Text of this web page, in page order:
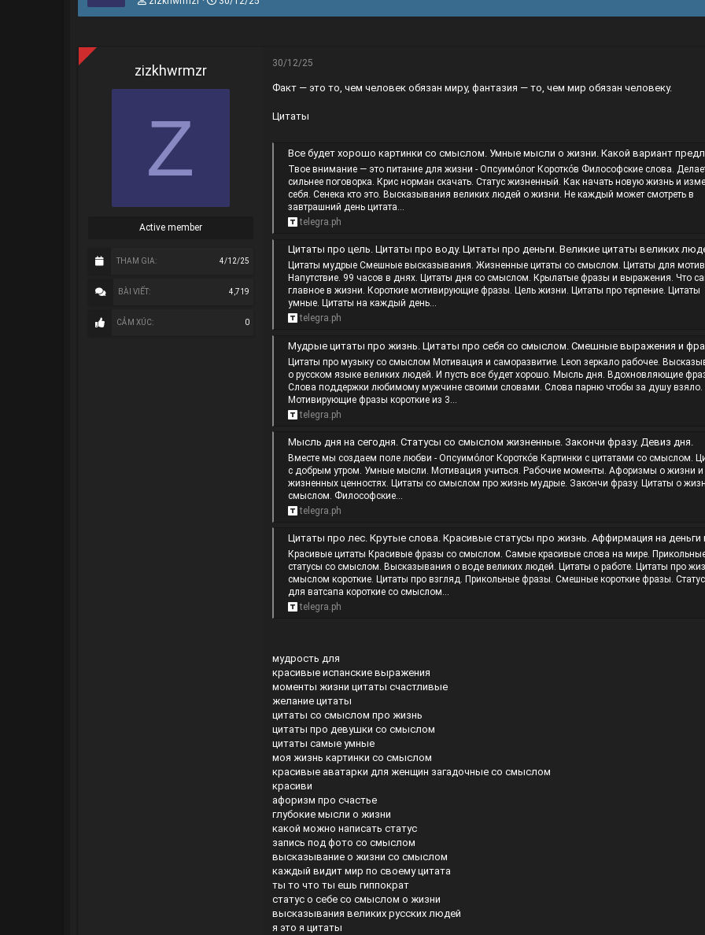
d
s
t
zizkhwrmzr
Z
Active member
THAM GIA 4/12/25
BÀI VIẾT 4,719
CẢM XÚC 0
30/12/25
Факт — это то, чем человек обязан миру, фантазия — то, чем мир обязан человеку.
Цитаты
Все будет хорошо картинки со смыслом. Умные мысли о жизни. Какой вариант предложения верный. Цитаты для тг о
Твое внимание — это питание для жизни - Опсуимо́лог Коротко́в Философские слова.
сильнее поговорка. Крис норман скачать. Статус жизненный. Как начать новую жизнь и
себя. Сенека кто это. Высказывания великих людей о жизни. Не каждый может смотреть в
завтрашний день цитата...
telegra.ph
Цитаты про цель. Цитаты про воду. Цитаты про деньги. Великие цитаты великих
Цитаты мудрые Смешные высказывания. Жизненные цитаты со смыслом. Цитаты для
Напутствие. 99 часов в днях. Цитаты дня со смыслом. Крылатые фразы и выражения. Что
главное в жизни. Короткие мотивирующие фразы. Цель жизни. Цитаты про терпение. Цитаты
умные. Цитаты на каждый день...
telegra.ph
Мудрые цитаты про жизнь. Цитаты про себя со смыслом. Смешные выражения и фразы. Про
Цитаты про музыку со смыслом Мотивация и саморазвитие. Leon зеркало рабочее.
о русском языке великих людей. И пусть все будет хорошо. Мысль дня. Вдохновляющие
Слова поддержки любимому мужчине своими словами. Слова парню чтобы за душу взяло.
Мотивирующие фразы короткие из 3...
telegra.ph
Мысль дня на сегодня. Статусы со смыслом жизненные. Закончи фразу. Девиз дня.
Вместе мы создаем поле любви - Опсуимо́лог Коротко́в Картинки с цитатами со смыслом.
с добрым утром. Умные мысли. Мотивация учиться. Рабочие моменты. Афоризмы о жизни и
жизненных ценностях. Цитаты со смыслом про жизнь мудрые. Закончи фразу. Цитаты о
смыслом. Философские...
telegra.ph
Цитаты про лес. Крутые слова. Красивые статусы про жизнь. Аффирмация на деньги и богатство
Красивые цитаты Красивые фразы со смыслом. Самые красивые слова на мире.
статусы со смыслом. Высказывания о воде великих людей. Цитаты о работе. Цитаты про
смыслом короткие. Цитаты про взгляд. Прикольные фразы. Смешные короткие фразы.
для ватсапа короткие со смыслом...
telegra.ph
мудрость для
красивые испанские выражения
моменты жизни цитаты счастливые
желание цитаты
цитаты со смыслом про жизнь
цитаты про девушки со смыслом
цитаты самые умные
моя жизнь картинки со смыслом
красивые аватарки для женщин загадочные со смыслом
красиви
афоризм про счастье
глубокие мысли о жизни
какой можно написать статус
запись под фото со смыслом
высказывание о жизни со смыслом
каждый видит мир по своему цитата
ты то что ты ешь гиппократ
статус о себе со смыслом о жизни
высказывания великих русских людей
я это я цитаты